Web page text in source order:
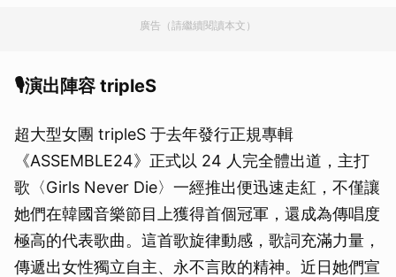
廣告（請繼續閱讀本文）
🎙演出陣容 tripleS
超大型女團 tripleS 于去年發行正規專輯
《ASSEMBLE24》正式以 24 人完全體出道，主打
歌〈Girls Never Die〉一經推出便迅速走紅，不僅讓
她們在韓國音樂節目上獲得首個冠軍，還成為傳唱度
極高的代表歌曲。這首歌旋律動感，歌詞充滿力量，
傳遞出女性獨立自主、永不言敗的精神。近日她們宣